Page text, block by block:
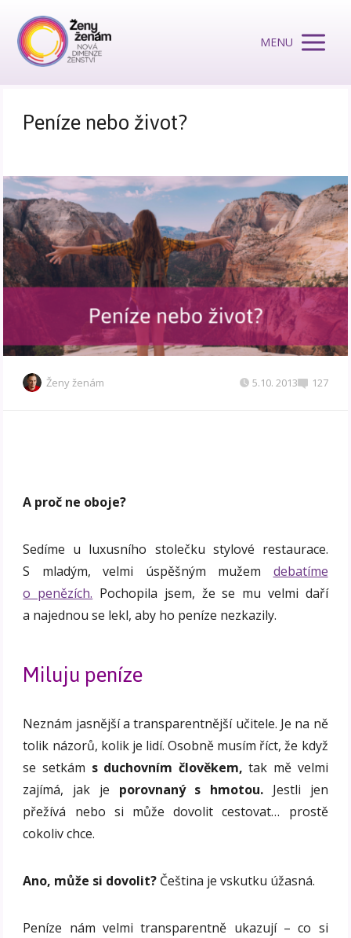
MENU
Peníze nebo život?
Ženy ženám 5.10. 2013 127
A proč ne oboje?
Sedíme u luxusního stolečku stylové restaurace.
S mladým, velmi úspěšným mužem debatíme
o penězích. Pochopila jsem, že se mu velmi daří
a najednou se lekl, aby ho peníze nezkazily.
Miluju peníze
Neznám jasnější a transparentnější učitele. Je na ně
tolik názorů, kolik je lidí. Osobně musím říct, že když
se setkám s duchovním člověkem, tak mě velmi
zajímá, jak je porovnaný s hmotou. Jestli jen
přežívá nebo si může dovolit cestovat… prostě
cokoliv chce.
Ano, může si dovolit? Čeština je vskutku úžasná.
Peníze nám velmi transparentně ukazují – co si